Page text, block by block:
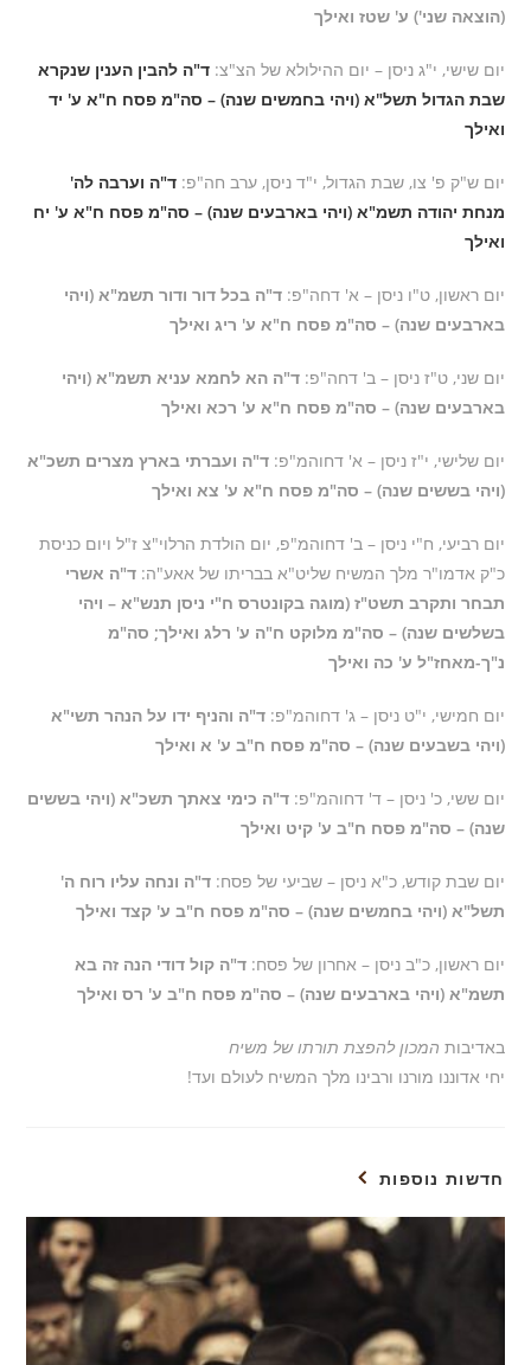
(הוצאה שני') ע' שטז ואילך
יום שישי, י"ג ניסן – יום ההילולא של הצ"צ:ד"ה להבין הענין שנקרא
שבת הגדול תשל"א (ויהי בחמשים שנה) – סה"מ פסח ח"א ע' יד
ואילך
יום ש"ק פ' צו, שבת הגדול, י"ד ניסן, ערב חה"פ:ד"ה וערבה לה'
מנחת יהודה תשמ"א (ויהי בארבעים שנה) – סה"מ פסח ח"א ע' יח
ואילך
יום ראשון, ט"ו ניסן – א' דחה"פ:ד"ה בכל דור ודור תשמ"א (ויהי
בארבעים שנה) – סה"מ פסח ח"א ע' ריג ואילך
יום שני, ט"ז ניסן – ב' דחה"פ:ד"ה הא לחמא עניא תשמ"א (ויהי
בארבעים שנה) – סה"מ פסח ח"א ע' רכא ואילך
יום שלישי, י"ז ניסן – א' דחוהמ"פ:ד"ה ועברתי בארץ מצרים תשכ"א
(ויהי בששים שנה) – סה"מ פסח ח"א ע' צא ואילך
יום רביעי, ח"י ניסן – ב' דחוהמ"פ, יום הולדת הרלוי"צ ז"ל ויום כניסת
כ"ק אדמו"ר מלך המשיח שליט"א בבריתו של אאע"ה:ד"ה אשרי
תבחר ותקרב תשט"ז (מוגה בקונטרס ח"י ניסן תנש"א – ויהי
בשלשים שנה) – סה"מ מלוקט ח"ה ע' רלג ואילך; סה"מ
נ"ך-מאחז"ל ע' כה ואילך
יום חמישי, י"ט ניסן – ג' דחוהמ"פ:ד"ה והניף ידו על הנהר תשי"א
(ויהי בשבעים שנה) – סה"מ פסח ח"ב ע' א ואילך
יום ששי, כ' ניסן – ד' דחוהמ"פ:ד"ה כימי צאתך תשכ"א (ויהי בששים
שנה) – סה"מ פסח ח"ב ע' קיט ואילך
יום שבת קודש, כ"א ניסן – שביעי של פסח:ד"ה ונחה עליו רוח ה'
תשל"א (ויהי בחמשים שנה) – סה"מ פסח ח"ב ע' קצד ואילך
יום ראשון, כ"ב ניסן – אחרון של פסח:ד"ה קול דודי הנה זה בא
תשמ"א (ויהי בארבעים שנה) – סה"מ פסח ח"ב ע' רס ואילך
באדיבות המכון להפצת תורתו של משיח
יחי אדוננו מורנו ורבינו מלך המשיח לעולם ועד!
חדשות נוספות